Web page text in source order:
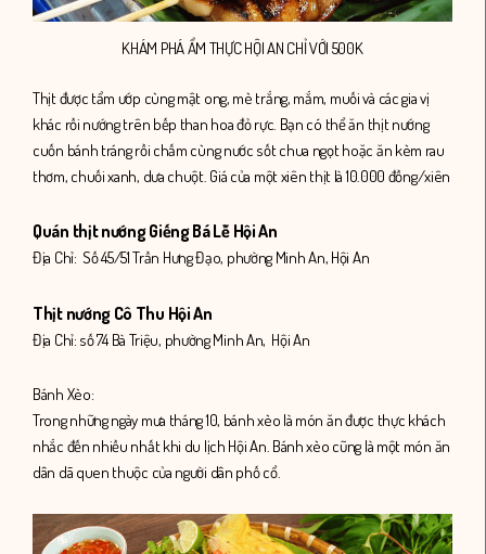
KHÁM PHÁ ẨM THỰC HỘI AN CHỈ VỚI 500K
Thịt được tẩm ướp cùng mật ong, mè trắng, mắm, muối và các gia vị
khác rồi nướng trên bếp than hoa đỏ rực. Bạn có thể ăn thịt nướng
cuốn bánh tráng rồi chấm cùng nước sốt chua ngọt hoặc ăn kèm rau
thơm, chuối xanh, dưa chuột. Giá của một xiên thịt là 10.000 đồng/xiên
Quán thịt nướng Giếng Bá Lễ Hội An
Địa Chỉ: Số 45/51 Trần Hưng Đạo, phường Minh An, Hội An
Thịt nướng Cô Thu Hội An
Địa Chỉ: số 74 Bà Triệu, phường Minh An, Hội An
Bánh Xèo:
Trong những ngày mưa tháng 10, bánh xèo là món ăn được thực khách
nhắc đến nhiều nhất khi du lịch Hội An. Bánh xèo cũng là một món ăn
dân dã quen thuộc của người dân phố cổ.